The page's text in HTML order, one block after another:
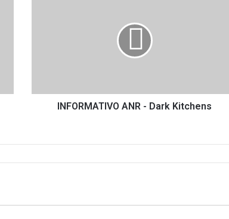
INFORMATIVO ANR - Dark Kitchens